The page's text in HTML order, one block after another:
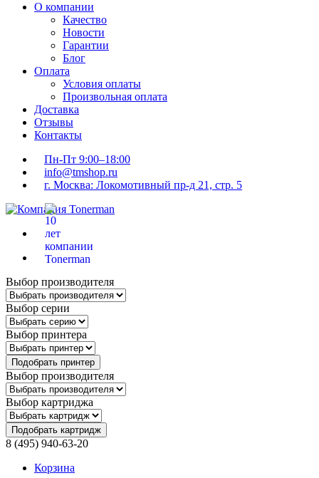
О компании
Качество
Новости
Гарантии
Блог
Оплата
Условия оплаты
Произвольная оплата
Доставка
Отзывы
Контакты
Пн-Пт 9:00–18:00
info@tmshop.ru
г. Москва: Локомотивный пр-д 21, стр. 5
Выбор производителя
Выбор серии
Выбор принтера
Подобрать принтер
Выбор производителя
Выбор картриджа
Подобрать картридж
8 (495) 940-63-20
Корзина